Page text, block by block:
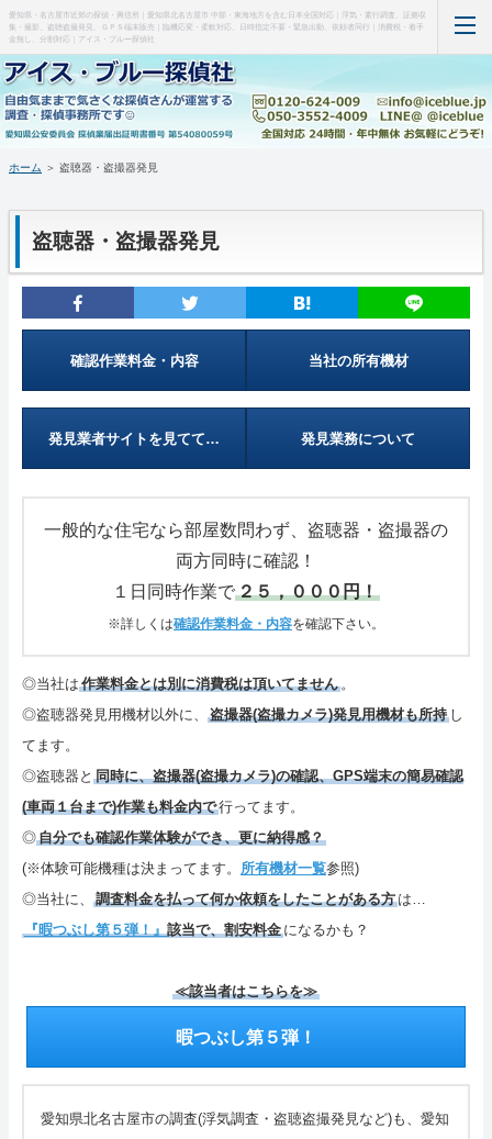
愛知県・名古屋市近郊の探偵・興信所｜愛知県北名古屋市 中部・東海地方を含む日本全国対応｜浮気・素行調査、証拠収
集・撮影、盗聴盗撮発見、ＧＰＳ端末販売｜臨機応変・柔軟対応、日時指定不要・緊急出動、依頼者同行｜消費税・着手
金無し、分割対応｜アイス・ブルー探偵社
ホーム
当事務所について（はじめに・事務所概要）
特徴など(違い・緊急出動・暗所カメラ)
盗聴器・盗撮器発見(料金・機材など)
ＧＰＳ端末の紹介・販売
お問い合わせ・調査の流れ
特定商取引表記・プライバシーポリシー
ご連絡(電話,メール,ブログ,SNS)
カテゴリーメニュー
サイトマップ
ホーム ＞ 盗聴器・盗撮器発見
盗聴器・盗撮器発見
確認作業料金・内容 当社の所有機材
発見業者サイトを見てて… 発見業務について
一般的な住宅なら部屋数問わず、盗聴器・盗撮器の
両方同時に確認！
１日同時作業で２５，０００円！
※詳しくは確認作業料金・内容を確認下さい。
◎当社は 作業料金とは別に消費税は頂いてません 。
◎盗聴器発見用機材以外に、
盗撮器(盗撮カメラ)発見用機材も所持 し
てます。
◎盗聴器と 同時に、盗撮器(盗撮カメラ)の確認、GPS端末の簡易確認
(車両１台まで)作業も料金内で行ってます。
◎自分でも確認作業体験ができ、更に納得感？
(※体験可能機種は決まってます。 所有機材一覧参照)
◎当社に、
調査料金を払って何か依頼をしたことがある方 は…
『暇つぶし第５弾！』 該当で、割安料金 になるかも？
≪該当者はこちらを≫
暇つぶし第５弾！
愛知県北名古屋市の調査(浮気調査・盗聴盗撮発見など)も、愛知